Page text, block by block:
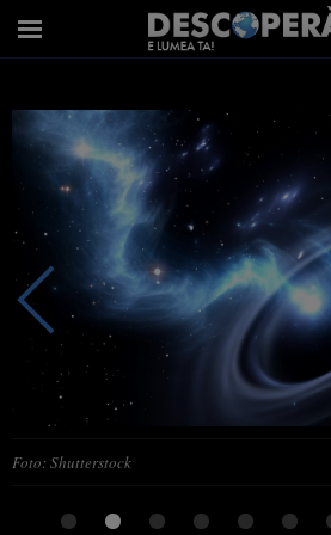
Foto: Shutterstock